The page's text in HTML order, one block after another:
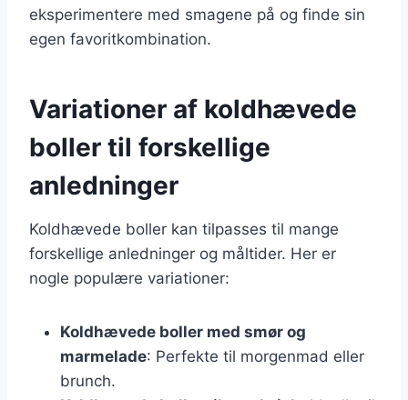
eksperimentere med smagene på og finde sin
egen favoritkombination.
Variationer af koldhævede
boller til forskellige
anledninger
Koldhævede boller kan tilpasses til mange
forskellige anledninger og måltider. Her er
nogle populære variationer:
Koldhævede boller med smør og
marmelade: Perfekte til morgenmad eller
brunch.